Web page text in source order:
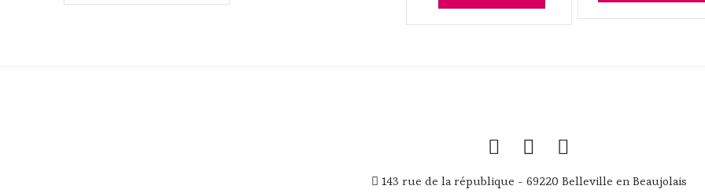
143 rue de la république - 69220 Belleville en Beaujolais